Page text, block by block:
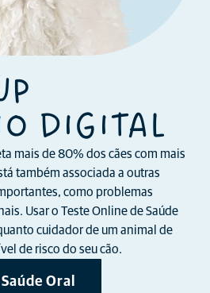
DIGITAL
mais de 80% dos cães com mais
também associada a outras
como problemas
Usar o Teste Online de Saúde
cuidador de um animal de
de risco do seu cão.
Oral